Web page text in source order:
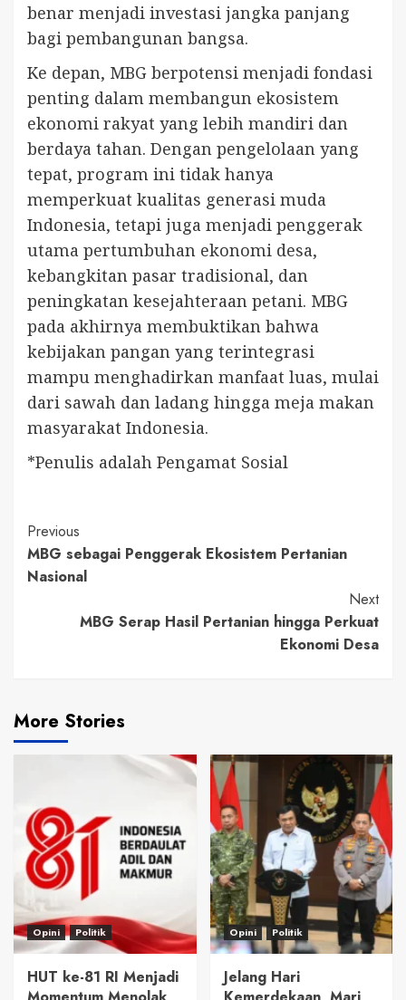
benar menjadi investasi jangka panjang
bagi pembangunan bangsa.
Ke depan, MBG berpotensi menjadi fondasi
penting dalam membangun ekosistem
ekonomi rakyat yang lebih mandiri dan
berdaya tahan. Dengan pengelolaan yang
tepat, program ini tidak hanya
memperkuat kualitas generasi muda
Indonesia, tetapi juga menjadi penggerak
utama pertumbuhan ekonomi desa,
kebangkitan pasar tradisional, dan
peningkatan kesejahteraan petani. MBG
pada akhirnya membuktikan bahwa
kebijakan pangan yang terintegrasi
mampu menghadirkan manfaat luas, mulai
dari sawah dan ladang hingga meja makan
masyarakat Indonesia.
*Penulis adalah Pengamat Sosial
Continue
Reading
Previous
MBG sebagai Penggerak Ekosistem Pertanian
Nasional
Next
MBG Serap Hasil Pertanian hingga Perkuat
Ekonomi Desa
More Stories
Opini Politik
HUT ke-81 RI Menjadi
Opini Politik
Jelang Hari